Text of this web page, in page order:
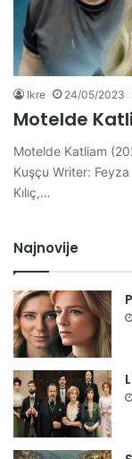
Ikre 24/05/2023
Motelde
Motelde Katliam
Kuşçu Writer: Feyza
Kılıç,…
Najnovije